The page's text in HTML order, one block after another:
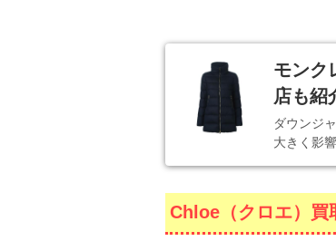
モンク
店も紹
ダウンジ
大きく影
Chloe（クロエ）買